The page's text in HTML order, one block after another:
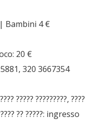
| Bambini 4 €
20 €
320 3667354
????? ?????????, ????
?? ?????: ingresso